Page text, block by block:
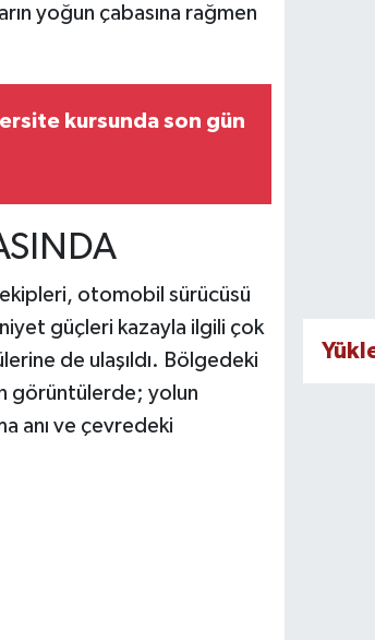
yoğun çabasına rağmen
kursunda son gün
ekipleri, otomobil sürücüsü
güçleri kazayla ilgili çok
de ulaşıldı. Bölgedeki
görüntülerde; yolun
anı ve çevredeki